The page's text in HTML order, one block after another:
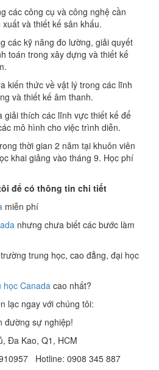
công cụ và công nghệ cần
và thiết kế sân khấu.
kỹ năng đo lường, giải quyết
toán trong xây dựng và thiết kế
thức về vật lý trong các lĩnh
và thiết kế âm thanh.
thích các lĩnh vực thiết kế để
mô hình cho việc trình diễn.
thời gian 2 năm tại khuôn viên
khai giảng vào tháng 9. Học phí
để có thông tin chi tiết
miễn phí
nhưng chưa biết các bước làm
trung học, cao đẳng, đại học
học Canadacao nhất?
lạc ngay với chúng tôi:
đường sự nghiệp!
Đa Kao, Q1, HCM
Hotline: 0908 345 887